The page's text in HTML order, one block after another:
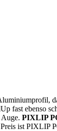
fast ebenso
PIXLIP
ist PIXLIP